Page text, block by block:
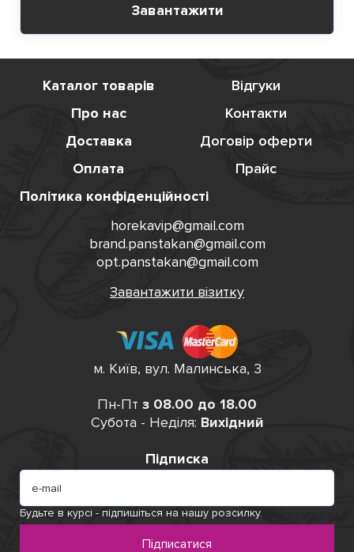
Завантажити
Пн-Пт з 08.00 до 18.00
Субота - Неділя: Вихідний
Підписка
Будьте в курсі - підпишіться на нашу розсилку.
Підписатися
Каталог товарів
Відгуки
Про нас
Контакти
Доставка
Договір оферти
Оплата
Прайс
Політика конфіденційності
horekavip@gmail.com
brand.panstakan@gmail.com
opt.panstakan@gmail.com
Завантажити візитку
м. Київ, вул. Малинська, 3